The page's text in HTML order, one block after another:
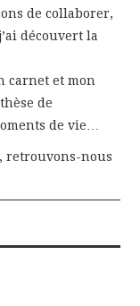
de collaborer,
découvert la
carnet et mon
de
de vie…
retrouvons-nous